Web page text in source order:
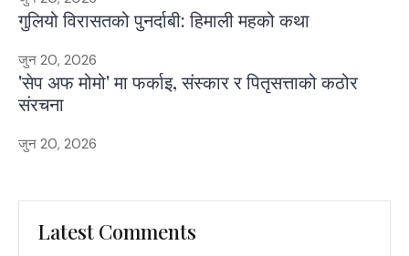
गुलियो विरासतको पुनर्दाबी: हिमाली महको कथा
जुन 20, 2026
'सेप अफ मोमो' मा फर्काइ, संस्कार र पितृसत्ताको कठोर
संरचना
जुन 20, 2026
Latest Comments